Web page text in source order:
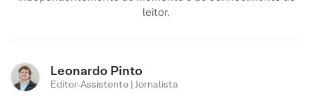
leitor.
Leonardo Pinto
Editor-Assistente | Jornalista